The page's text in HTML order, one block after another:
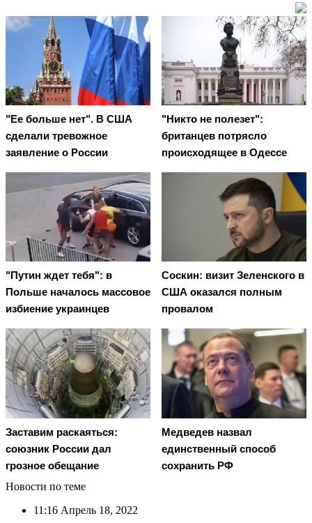
"Ее больше нет". В США
сделали тревожное
заявление о России
"Никто не полезет":
британцев потрясло
происходящее в Одессе
"Путин ждет тебя": в
Польше началось массовое
избиение украинцев
Соскин: визит Зеленского в
США оказался полным
провалом
Заставим раскаяться:
союзник России дал
грозное обещание
Медведев назвал
единственный способ
сохранить РФ
Новости по теме
11:16 Апрель 18, 2022